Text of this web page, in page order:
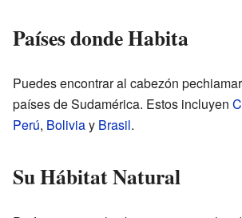
Países donde Habita
Puedes encontrar al cabezón
países de Sudamérica. Estos incluyen
Perú, Boliviay Brasil.
Su Hábitat Natural